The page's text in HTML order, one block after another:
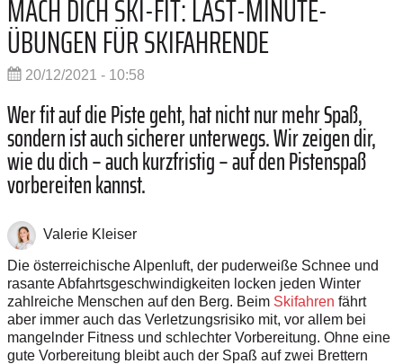
MACH DICH SKI-FIT: LAST-MINUTE-
ÜBUNGEN FÜR SKIFAHRENDE
20/12/2021 - 10:58
Wer fit auf die Piste geht, hat nicht nur mehr Spaß,
sondern ist auch sicherer unterwegs. Wir zeigen dir,
wie du dich – auch kurzfristig – auf den Pistenspaß
vorbereiten kannst.
Valerie Kleiser
Die österreichische Alpenluft, der puderweiße Schnee und
rasante Abfahrtsgeschwindigkeiten locken jeden Winter
zahlreiche Menschen auf den Berg. Beim Skifahren fährt
aber immer auch das Verletzungsrisiko mit, vor allem bei
mangelnder Fitness und schlechter Vorbereitung. Ohne eine
gute Vorbereitung bleibt auch der Spaß auf zwei Brettern